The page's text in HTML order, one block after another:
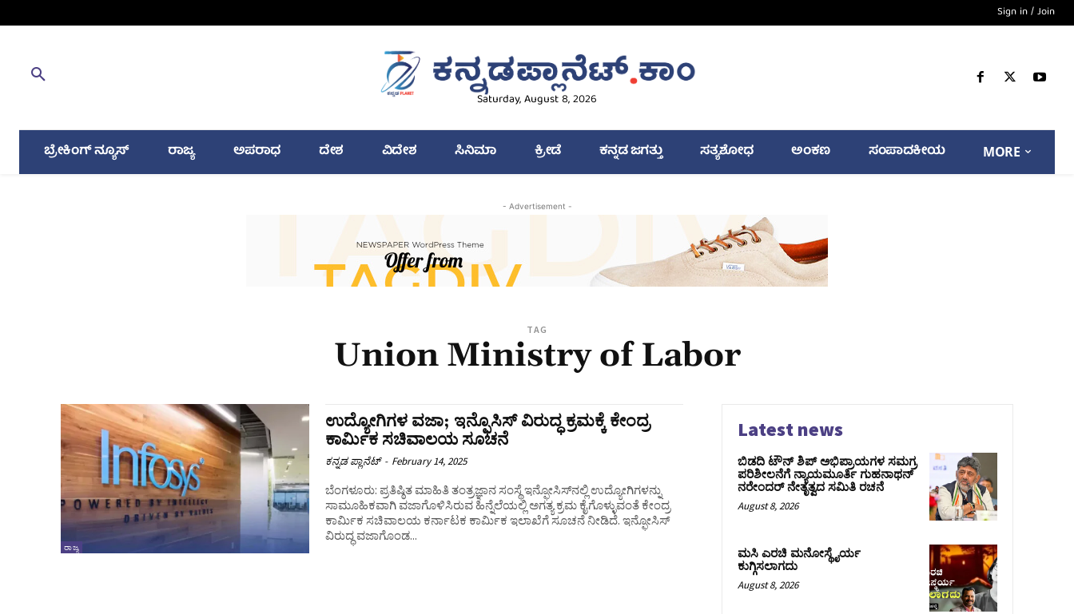
Sign in / Join
Saturday, August 8, 2026
ಬ್ರೇಕಿಂಗ್ ನ್ಯೂಸ್ ರಾಜ್ಯ ಅಪರಾಧ ದೇಶ ವಿದೇಶ ಸಿನಿಮಾ ಕ್ರೀಡೆ ಕನ್ನಡ ಜಗತ್ತು ಸತ್ಯಶೋಧ ಅಂಕಣ ಸಂಪಾದಕೀಯ MORE
- Advertisement -
TAG
Union Ministry of Labor
ರಾಜ್ಯ
ಉದ್ಯೋಗಿಗಳ ವಜಾ; ಇನ್ಫೊಸಿಸ್ ವಿರುದ್ಧ ಕ್ರಮಕ್ಕೆ ಕೇಂದ್ರ
ಕಾರ್ಮಿಕ ಸಚಿವಾಲಯ ಸೂಚನೆ
ಕನ್ನಡ ಪ್ಲಾನೆಟ್ - February 14, 2025
ಬೆಂಗಳೂರು: ಪ್ರತಿಷ್ಠಿತ ಮಾಹಿತಿ ತಂತ್ರಜ್ಞಾನ ಸಂಸ್ಥೆ ಇನ್ಫೋಸಿಸ್‌ನಲ್ಲಿ ಉದ್ಯೋಗಿಗಳನ್ನು
ಸಾಮೂಹಿಕವಾಗಿ ವಜಾಗೊಳಿಸಿರುವ ಹಿನ್ನೆಲೆಯಲ್ಲಿ ಅಗತ್ಯ ಕ್ರಮ ಕೈಗೊಳ್ಳುವಂತೆ ಕೇಂದ್ರ
ಕಾರ್ಮಿಕ ಸಚಿವಾಲಯ ಕರ್ನಾಟಕ ಕಾರ್ಮಿಕ ಇಲಾಖೆಗೆ ಸೂಚನೆ ನೀಡಿದೆ. ಇನ್ಫೋಸಿಸ್
ವಿರುದ್ಧ ವಜಾಗೊಂಡ...
Latest news
ಬಿಡದಿ ಟೌನ್ ಶಿಪ್ ಅಭಿಪ್ರಾಯಗಳ ಸಮಗ್ರ
ಪರಿಶೀಲನೆಗೆ ನ್ಯಾಯಮೂರ್ತಿ ಗುಹನಾಥನ್
ನರೇಂದರ್ ನೇತೃತ್ವದ ಸಮಿತಿ ರಚನೆ
August 8, 2026
ಮಸಿ ಎರಚಿ ಮನೋಸ್ಥೈರ್ಯ
ಕುಗ್ಗಿಸಲಾಗದು
August 8, 2026